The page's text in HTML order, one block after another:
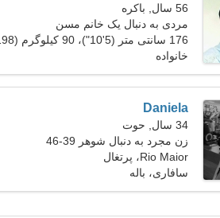
56 سال, باکره
مردی به دنبال یک خانم مسن
176 سانتی متر (5'10")، 90 کیلوگرم (198 پوند)
خانواده
Daniela
34 سال, حوت
زن مجرد به دنبال شوهر 39-46
Rio Maior، پرتغال
سافاری، باله